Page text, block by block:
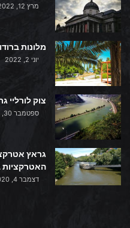
מרץ 12, 2022
מלונות
יוני 2, 2022
צוק לורליי
ספטמבר 30, 2022
גראץ
האטרקציות
דצמבר 4, 2020